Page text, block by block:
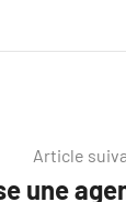
Article
une